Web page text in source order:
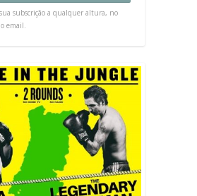
subscrição a qualquer altura, no
email.